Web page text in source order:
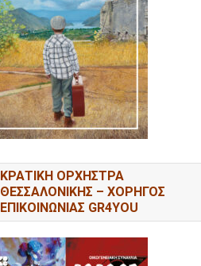
ΚΡΑΤΙΚΗ ΟΡΧΗΣΤΡΑ
ΘΕΣΣΑΛΟΝΙΚΗΣ – ΧΟΡΗΓΟΣ
ΕΠΙΚΟΙΝΩΝΙΑΣ GR4YOU